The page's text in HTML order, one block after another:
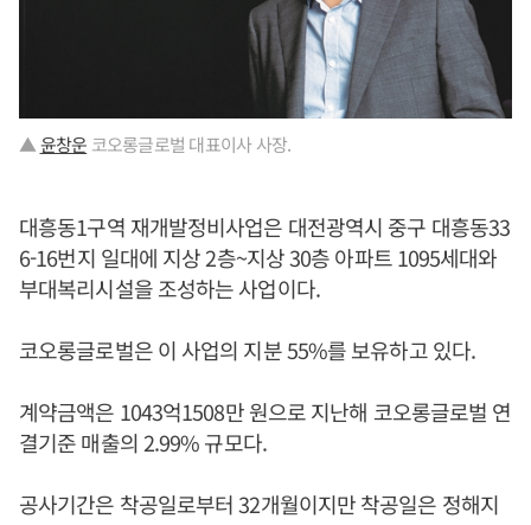
▲윤창운 코오롱글로벌 대표이사 사장.
대흥동1구역 재개발정비사업은 대전광역시 중구 대흥동33
6-16번지 일대에 지상 2층~지상 30층 아파트 1095세대와
부대복리시설을 조성하는 사업이다.
코오롱글로벌은 이 사업의 지분 55%를 보유하고 있다.
계약금액은 1043억1508만 원으로 지난해 코오롱글로벌 연
결기준 매출의 2.99% 규모다.
공사기간은 착공일로부터 32개월이지만 착공일은 정해지